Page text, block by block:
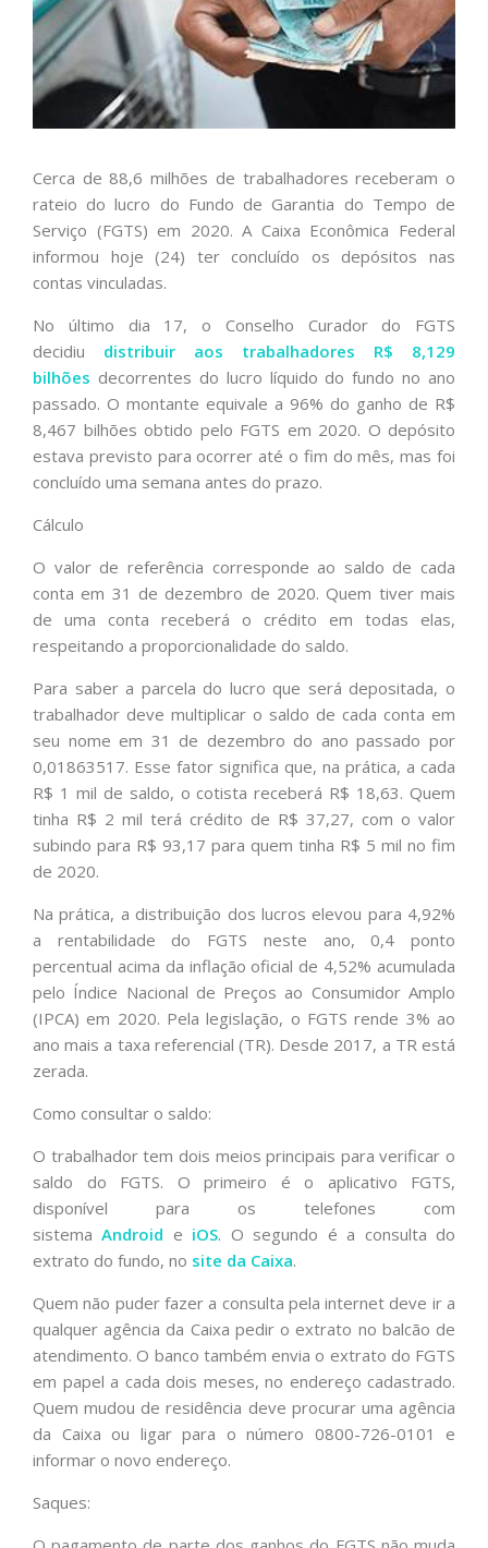
Cerca de 88,6 milhões de trabalhadores receberam o
rateio do lucro do Fundo de Garantia do Tempo de
Serviço (FGTS) em 2020. A Caixa Econômica Federal
informou hoje (24) ter concluído os depósitos nas
contas vinculadas.
No último dia 17, o Conselho Curador do FGTS
decidiu distribuir aos trabalhadores R$ 8,129
bilhões decorrentes do lucro líquido do fundo no ano
passado. O montante equivale a 96% do ganho de R$
8,467 bilhões obtido pelo FGTS em 2020. O depósito
estava previsto para ocorrer até o fim do mês, mas foi
concluído uma semana antes do prazo.
Cálculo
O valor de referência corresponde ao saldo de cada
conta em 31 de dezembro de 2020. Quem tiver mais
de uma conta receberá o crédito em todas elas,
respeitando a proporcionalidade do saldo.
Para saber a parcela do lucro que será depositada, o
trabalhador deve multiplicar o saldo de cada conta em
seu nome em 31 de dezembro do ano passado por
0,01863517. Esse fator significa que, na prática, a cada
R$ 1 mil de saldo, o cotista receberá R$ 18,63. Quem
tinha R$ 2 mil terá crédito de R$ 37,27, com o valor
subindo para R$ 93,17 para quem tinha R$ 5 mil no fim
de 2020.
Na prática, a distribuição dos lucros elevou para 4,92%
a rentabilidade do FGTS neste ano, 0,4 ponto
percentual acima da inflação oficial de 4,52% acumulada
pelo Índice Nacional de Preços ao Consumidor Amplo
(IPCA) em 2020. Pela legislação, o FGTS rende 3% ao
ano mais a taxa referencial (TR). Desde 2017, a TR está
zerada.
Como consultar o saldo:
O trabalhador tem dois meios principais para verificar o
saldo do FGTS. O primeiro é o aplicativo FGTS,
disponível para os telefones com
sistemaAndroid e iOS. O segundo é a consulta do
extrato do fundo, no site da Caixa.
Quem não puder fazer a consulta pela internet deve ir a
qualquer agência da Caixa pedir o extrato no balcão de
atendimento. O banco também envia o extrato do FGTS
em papel a cada dois meses, no endereço cadastrado.
Quem mudou de residência deve procurar uma agência
da Caixa ou ligar para o número 0800-726-0101 e
informar o novo endereço.
Saques: